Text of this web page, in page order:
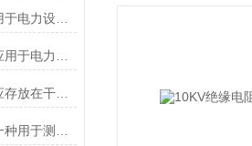
电容电流测试仪被广泛应用于电力设备的检测和维护
手持式电能表现场校验仪应存放在干燥、阴凉的地方